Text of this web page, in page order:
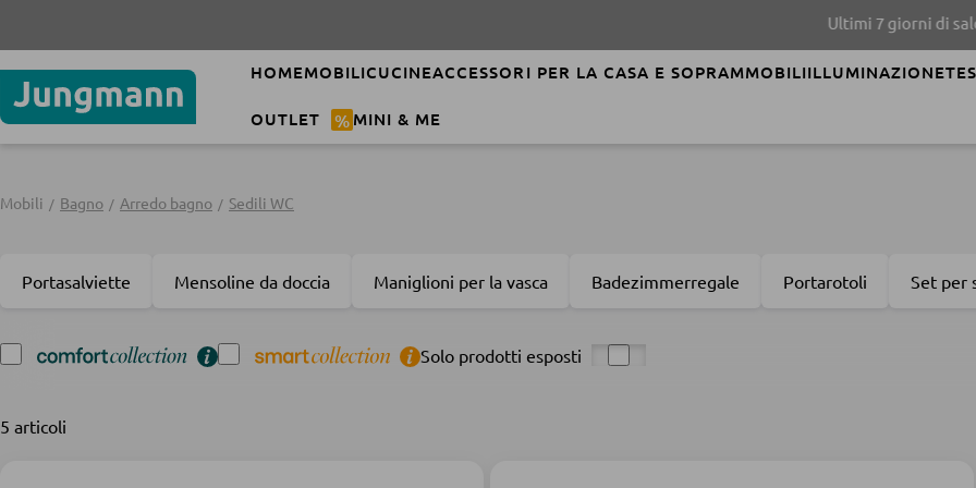
Ultimi 7 giorni di saldi
HOMEMOBILICUCINEACCESSORI PER LA CASA E SOPRAMMOBILIILLUMINAZIONE
OUTLET % MINI & ME
Mobili Bagno Arredo bagno Sedili WC
Portasalviette Mensoline da doccia Maniglioni per la vasca Badezimmerregale Portarotoli Set per
Solo prodotti esposti
5 articoli